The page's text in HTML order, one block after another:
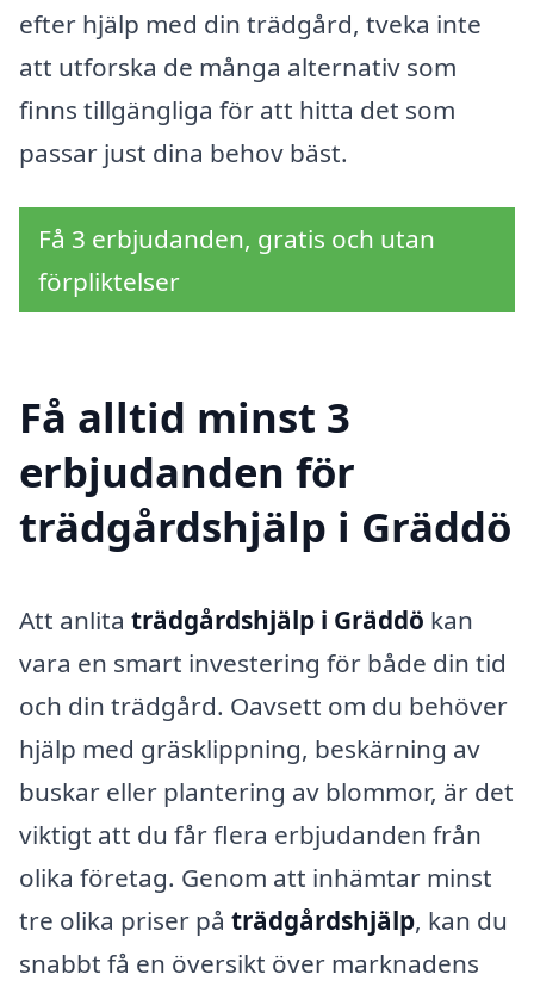
efter hjälp med din trädgård, tveka inte
att utforska de många alternativ som
finns tillgängliga för att hitta det som
passar just dina behov bäst.
Få 3 erbjudanden, gratis och utan
förpliktelser
Få alltid minst 3
erbjudanden för
trädgårdshjälp i Gräddö
Att anlita trädgårdshjälp i Gräddö kan
vara en smart investering för både din tid
och din trädgård. Oavsett om du behöver
hjälp med gräsklippning, beskärning av
buskar eller plantering av blommor, är det
viktigt att du får flera erbjudanden från
olika företag. Genom att inhämtar minst
tre olika priser på trädgårdshjälp, kan du
snabbt få en översikt över marknadens